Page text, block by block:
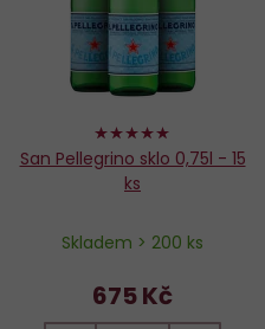
98%
San Pellegrino sklo 0,75l - 15
ks
Skladem > 200 ks
675 Kč